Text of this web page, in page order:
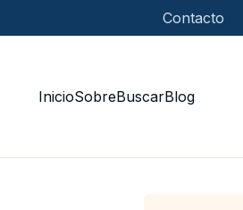
Contacto
InicioSobreBuscarBlog